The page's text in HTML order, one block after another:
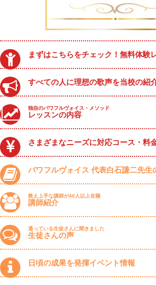
まずはこちらをチェック！無料体験
すべての人に理想の歌声を当校の紹
独自のパワフルヴォイス・メソッド
レッスンの内容
さまざまなニーズに対応コース・料
パワフルヴォイス 代表白石謙二先生
教え上手な講師が40人以上在籍
講師紹介
通っている生徒さんに聞きました
生徒さんの声
日頃の成果を発揮イベント情報